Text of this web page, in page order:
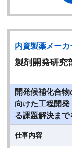
内資製薬メーカ
製剤開発研究
開発候補化合
向けた工程開
る課題解決まで
仕事内容